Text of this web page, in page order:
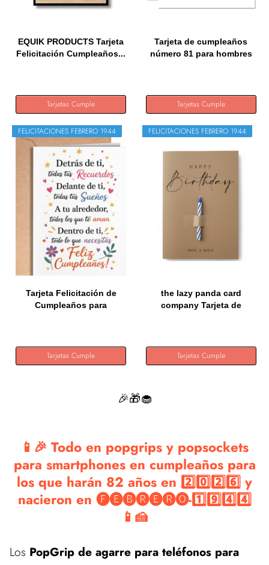
EQUIK PRODUCTS Tarjeta
Felicitación Cumpleaños...
Tarjetas Cumple
Tarjeta de cumpleaños
número 81 para hombres
Tarjetas Cumple
FELICITACIONES FEBRERO 1944
Tarjeta Felicitación de
Cumpleaños para
Tarjetas Cumple
FELICITACIONES FEBRERO 1944
the lazy panda card
company Tarjeta de
Tarjetas Cumple
🎉🎁🧁
📱🎉 Todo en popgrips y popsockets
para smartphones en cumpleaños para
los que harán 82 años en 2️⃣0️⃣2️⃣6️⃣ y
nacieron en 🅕🅔🅑🅡🅔🅡🅞-1️⃣9️⃣4️⃣4️⃣
📱🍰
Los PopGrip de agarre para teléfonos para